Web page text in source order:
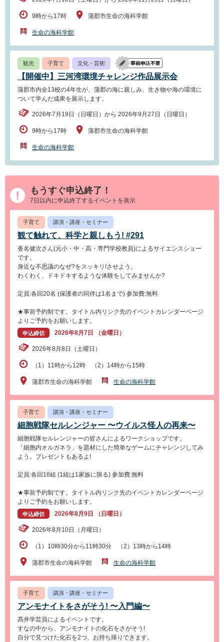
9時から17時 蒲郡市生命の海科学館
生命の海科学館
観光 子育て 文化・芸術
【開催中】三河湾環境チャレンジ作品展示会
蒲郡市内全13校の4年生が、蒲郡の海に親しみ、生き物や海の環境に
ついて学んだ成果を展示します。
2026年7月19日（日曜日）から 2026年9月27日（日曜日）
9時から17時 蒲郡市生命の海科学館
生命の海科学館
もうすぐ申込終了！
7日以内に申込終了するイベントを表示
子育て 講演・講座・セミナー
観て触れて、科学と親しもう! #291
沓名健次さん(元小・中・高・専門学校教員)によるサイエンスショー
です。
身近な不思議のなぜ?をスッキリ!させよう。
わくわく、ドキドキするような体験をしてみませんか?
定員:各回20名 (保護者の同伴は1名まで) 参加費:無料
★事前予約制です。タイトル内リンク先のイベントカレンダーページ
よりご予約をお願いします。
申込締切 2026年8月7日 （金曜日）
2026年8月8日（土曜日）
（1）11時から12時 （2）14時から15時
蒲郡市生命の海科学館 生命の海科学館
子育て 講演・講座・セミナー
細胞戦隊セルレンジャー 〜ウイルス怪人の再来〜
細胞戦隊セルレンジャーの皆さんによるワークショップです。
「細胞内オルガネラ」を題材にした簡単なゲームにチャレンジしてみ
よう。プレゼントもあるよ!
定員:各回16組 (1組は1家族に限る) 参加費:無料
★事前予約制です。タイトル内リンク先のイベントカレンダーページ
よりご予約をお願いします。
申込締切 2026年8月9日 （日曜日）
2026年8月10日（月曜日）
（1）10時30分から11時30分 （2）13時から14時
蒲郡市生命の海科学館 生命の海科学館
子育て 講演・講座・セミナー
アンモナイトをさがそう! 〜入門編〜
髙井学芸員によるイベントです。
すなの中から、アンモナイトの化石をさがそう!
自分で見つけた化石を2つ、お持ち帰りできます。